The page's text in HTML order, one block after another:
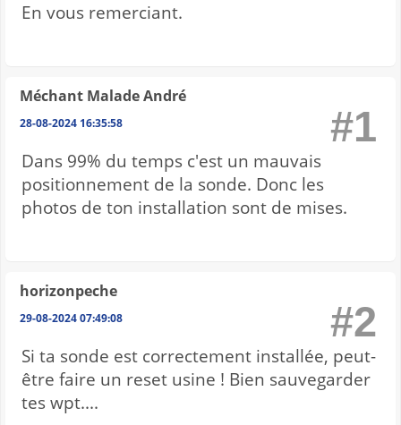
En vous remerciant.
Méchant Malade André
28-08-2024 16:35:58 #1
Dans 99% du temps c'est un mauvais
positionnement de la sonde. Donc les
photos de ton installation sont de mises.
horizonpeche
29-08-2024 07:49:08 #2
Si ta sonde est correctement installée, peut-
être faire un reset usine ! Bien sauvegarder
tes wpt....